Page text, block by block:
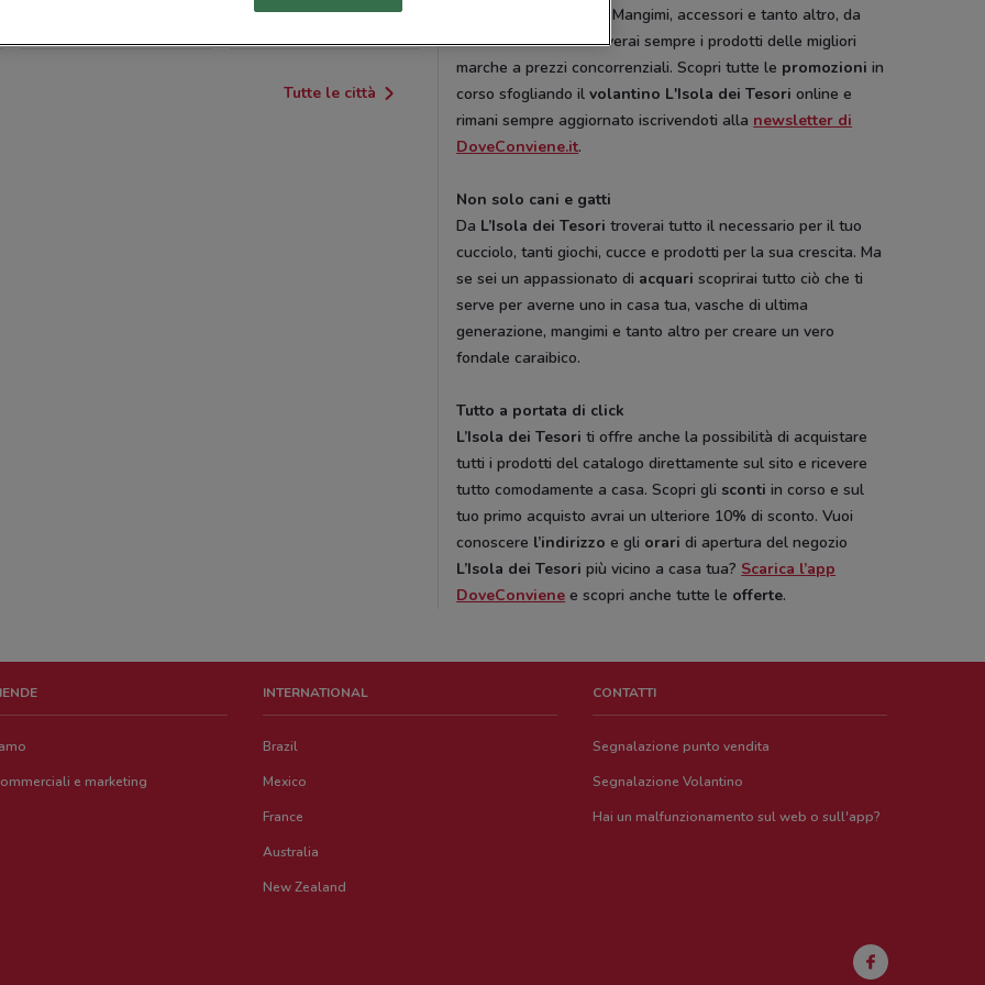
Tutte le città
in tutta Italia. Mangimi, accessori e tanto altro, da
L’Isola dei Tesoritroverai sempre i prodotti delle migliori
marche a prezzi concorrenziali. Scopri tutte le promozioni in
corso sfogliando ilvolantino L'Isola dei Tesorionline e
rimani sempre aggiornato iscrivendoti alla newsletter di
DoveConviene.it.
Non solo cani e gatti
Da L’Isola dei Tesoritroverai tutto il necessario per il tuo
cucciolo, tanti giochi, cucce e prodotti per la sua crescita. Ma
se sei un appassionato di acquari scoprirai tutto ciò che ti
serve per averne uno in casa tua, vasche di ultima
generazione, mangimi e tanto altro per creare un vero
fondale caraibico.
Tutto a portata di click
L’Isola dei Tesori ti offre anche la possibilità di acquistare
tutti i prodotti del catalogo direttamente sul sito e ricevere
tutto comodamente a casa. Scopri gli sconti in corso e sul
tuo primo acquisto avrai un ulteriore 10% di sconto. Vuoi
conoscere l’indirizzo e gli orari di apertura del negozio
L’Isola dei Tesori più vicino a casa tua? Scarica l’app
DoveConviene e scopri anche tutte le offerte.
e marketing
INTERNATIONAL
Brazil
Mexico
France
Australia
New Zealand
CONTATTI
Segnalazione punto vendita
Segnalazione Volantino
Hai un malfunzionamento sul web o sull'app?